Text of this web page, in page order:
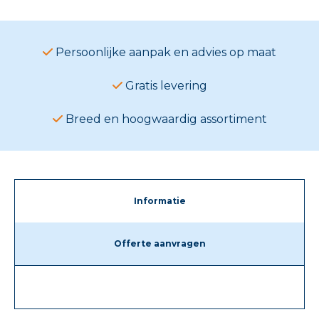
Persoonlijke aanpak en advies op maat
Gratis levering
Breed en hoogwaardig assortiment
Informatie
Offerte aanvragen